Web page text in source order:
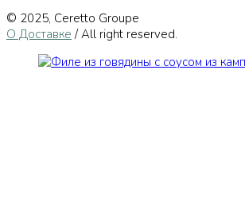
© 2025, Сeretto Groupe
О Доставке / All right reserved.